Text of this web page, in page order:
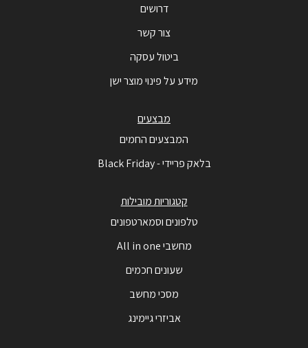
דרושים
צור קשר
ביטול עסקה
מידע על פינוי מוצר ישן
מבצעים
המבצעים החמים
בלאק פריידי - Black Friday
קטגוריות מובילות
טלפונים וסמארטפונים
מחשבי All in one
שעונים חכמים
מסכי מחשב
אביזרי גיימינג